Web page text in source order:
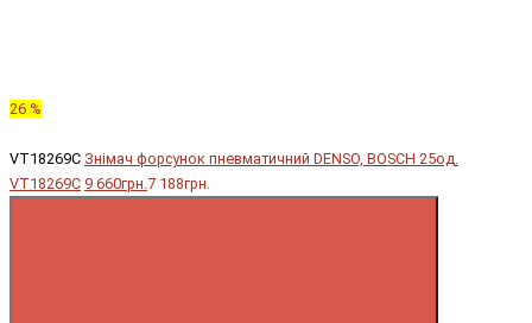
26 %
VT18269C Знімач форсунок пневматичний DENSO, BOSCH 25од.
VT18269C 9 660грн. 7 188грн.